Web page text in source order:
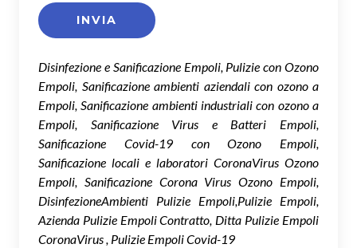
Disinfezione e Sanificazione Empoli, Pulizie con Ozono
Empoli, Sanificazione ambienti aziendali con ozono a
Empoli, Sanificazione ambienti industriali con ozono a
Empoli, Sanificazione Virus e Batteri Empoli,
Sanificazione Covid-19 con Ozono Empoli,
Sanificazione locali e laboratori CoronaVirus Ozono
Empoli, Sanificazione Corona Virus Ozono Empoli,
DisinfezioneAmbienti Pulizie Empoli,Pulizie Empoli,
Azienda Pulizie Empoli Contratto, Ditta Pulizie Empoli
CoronaVirus , Pulizie Empoli Covid-19